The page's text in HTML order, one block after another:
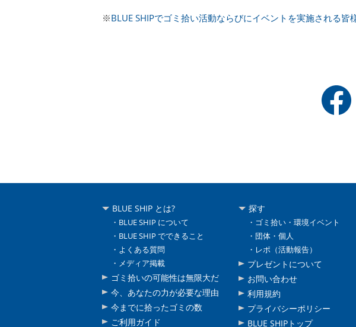
※BLUE SHIPでゴミ拾い活動ならびにイベントを実施される皆
BLUE SHIP とは?
BLUE SHIP について
BLUE SHIP でできること
よくある質問
メディア掲載
ゴミ拾いの可能性は無限大だ
今、あなたの力が必要な理由
今までに拾ったゴミの数
ご利用ガイド
探す
ゴミ拾い・環境イベント
団体・個人
レポ（活動報告）
プレゼントについて
お問い合わせ
利用規約
プライバシーポリシー
BLUE SHIPトップ